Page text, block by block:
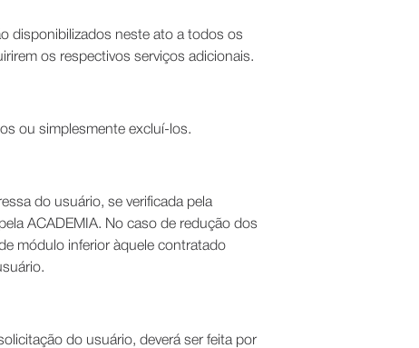
disponibilizados neste ato a todos os
os respectivos serviços adicionais.
ou simplesmente excluí-los.
do usuário, se verificada pela
ACADEMIA. No caso de redução dos
módulo inferior àquele contratado
do usuário, deverá ser feita por